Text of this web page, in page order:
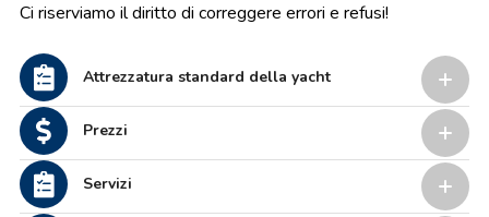
Ci riserviamo il diritto di correggere errori e refusi!
Attrezzatura standard della yacht
Prezzi
Servizi